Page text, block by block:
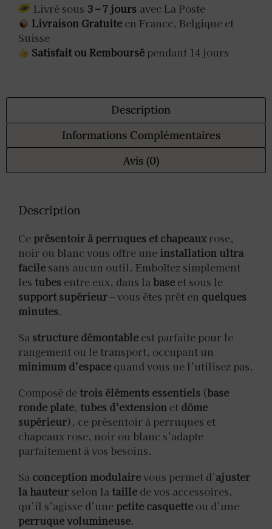
Livré sous 3 – 7 jours avec La Poste
Livraison Gratuite en France, Belgique et
Suisse
Satisfait ou Remboursé pendant 14 jours
Description
Informations Complémentaires
Avis (0)
Description
Ce présentoir à perruques et chapeauxrose,
noir ou blanc vous offre une installation ultra
facile sans aucun outil. Emboîtez simplement
les tubes entre eux, dans labase et sous le
support supérieur– vous êtes prêt en quelques
minutes.
Sa structure démontable est parfaite pour le
rangement ou le transport, occupant un
minimum d’espace quand vous ne l’utilisez pas.
Composé detrois éléments essentiels (base
ronde plate, tubes d’extension et dôme
supérieur), ce présentoir à perruques et
chapeaux rose, noir ou blanc s’adapte
parfaitement à vos besoins.
Sa conception modulairevous permet d’ajuster
la hauteur selon lataille de vos accessoires,
qu’il s’agisse d’une petite casquette ou d’une
perruque volumineuse.